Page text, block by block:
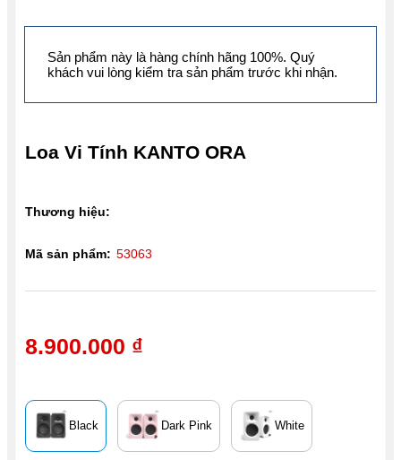
Loa Vi Tính KANTO ORA
Black Dark Pink White
8.900.000 ₫
Thương hiệu:
Mã sản phẩm: 53063
Sản phẩm này là hàng chính hãng 100%. Quý
khách vui lòng kiểm tra sản phẩm trước khi nhận.